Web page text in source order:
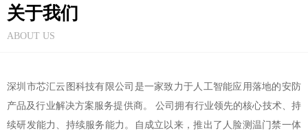
关于我们
ABOUT US
深圳市芯汇云图科技有限公司是一家致力于人工智能应用落地的安防
产品及行业解决方案服务提供商。 公司拥有行业领先的核心技术、持
续研发能力、持续服务能力。自成立以来，推出了人脸测温门禁一体